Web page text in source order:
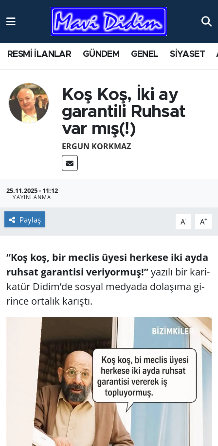
RESMİ İLANLAR GÜNDEM GENEL SİYASET
Koş Koş, İki ay
garantili Ruhsat
var mış(!)
ERGUN KORKMAZ
25.11.2025 - 11:12
YAYINLANMA
Paylaş A- A+
“Koş koş, bir mec­lis üyesi her­ke­se iki ayda
ruh­sat ga­ran­ti­si ve­ri­yor­muş!”yazılı bir ka­ri­
ka­tür Didim’de sos­yal med­ya­da do­la­şı­ma gi­
rin­ce ortalık karıştı.
ANTİK YERLER
AYDIN
BİLİM VE TEKNOLOJİ
GENEL
HABERDE İNSAN
KÜLTÜR SANAT
POLİTİKA
RESMİ İLANLAR
SAĞLIK
SİYASET
SPOR
Nöbetçi Eczaneler
Namaz Vakitleri
Trafik Durumu
Süper Lig Puan Durumu ve Fikstür
Tüm Manşetler
Haber Arşivi